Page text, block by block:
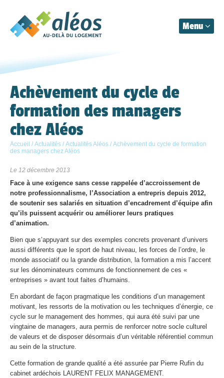
Menu
Aléos
Organisation
Prestations
Actualités
Contact
Achèvement du cycle de
formation des managers
chez Aléos
Accueil / Actualités / Actualités Aléos / Achèvement du cycle de formation
des managers chez Aléos
Le 12 décembre 2013
Face à une exigence sans cesse rappelée d’accroissement de
notre professionnalisme, l’Association a entrepris depuis 2012,
de soutenir ses salariés en situation d’encadrement d’équipe afin
qu’ils puissent acquérir ou améliorer leurs pratiques
d’animation.
Bien que s’appuyant sur des exemples concrets provenant d’univers
aussi différents que le sport de haut niveau, les forces de l’ordre, le
monde associatif ou la grande distribution, la formation a mis l’accent
sur les dénominateurs communs de fonctionnement de ces «
entreprises » avant tout faites d’humains.
En abordant de façon pragmatique les conditions d’un management
motivant, les ressorts de la motivation ou les techniques d’énergie, ce
cycle sur le management des hommes, qui aura été suivi par une
vingtaine de managers, aura permis de renforcer notre socle culturel
de valeurs et de disposer désormais d’un véritable référentiel commun
au sein de la structure.
Cette formation de grande qualité a été assurée par Pierre Rufin du
cabinet ardéchois LAURENT FELIX MANAGEMENT.